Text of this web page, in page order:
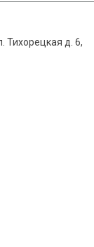
Тихорецкая д. 6,